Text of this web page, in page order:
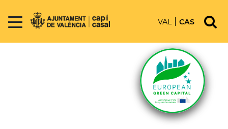
VAL CAS